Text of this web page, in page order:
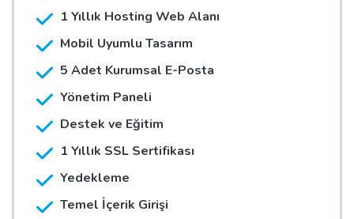
1 Yıllık Hosting Web Alanı
Mobil Uyumlu Tasarım
5 Adet Kurumsal E-Posta
Yönetim Paneli
Destek ve Eğitim
1 Yıllık SSL Sertifikası
Yedekleme
Temel İçerik Girişi